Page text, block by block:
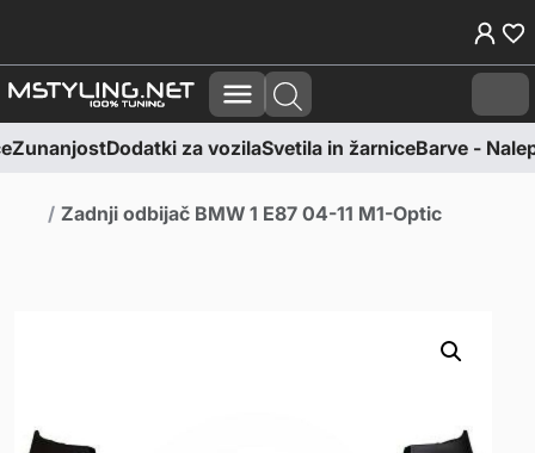
Cart
ZunanjostDodatki za vozilaSvetila in žarniceBarve -
Domov
Zadnji odbijač BMW 1 E87 04-11 M1-Optic